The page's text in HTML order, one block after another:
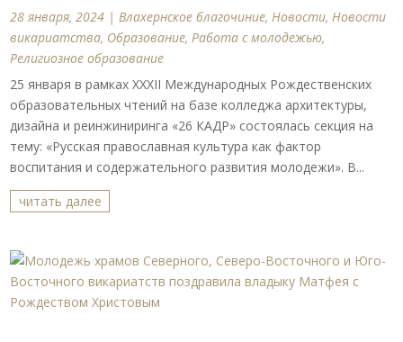
28 января, 2024 |Влахернское благочиние,Новости,Новости
викариатства, Образование,Работа с молодежью,
Религиозное образование
25 января в рамках ХХХII Международных Рождественских
образовательных чтений на базе колледжа архитектуры,
дизайна и реинжиниринга «26 КАДР» состоялась секция на
тему: «Русская православная культура как фактор
воспитания и содержательного развития молодежи». В...
читать далее